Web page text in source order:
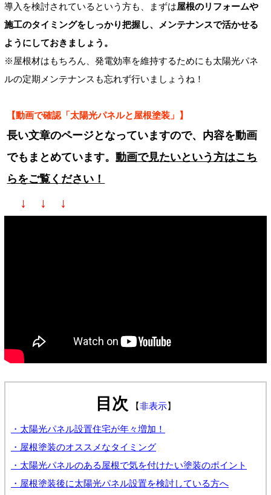
導入を検討されているという方も、まずは屋根のリフォームや
施工のタイミングをしっかり把握し、メンテナンスで活かせる
ようにしておきましょう。
※屋根材はもちろん、発電効率を維持するためにも太陽光パネ
ルの定期メンテナンスも忘れず行いましょうね！
【動画で確認「太陽光パネルと屋根塗装」】
長い文章のページとなっていますので、内容を動画
でもまとめています。動画で見たいという方はこち
らをご覧ください！
↓ ↓ ↓
目次 【非表示】
・太陽光パネル設置住宅が年々増加！
・屋根塗装のオススメなタイミング
・太陽光パネルのある屋根で気を付けたい塗装のポイント
・屋根塗装後に太陽光パネル設置を検討している方へ